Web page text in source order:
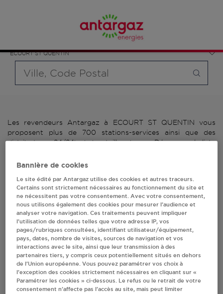
ECOURT ST QUENTIN
bouteille souhaité et le type de point de vente (revendeur /
distributeur automatique de bouteilles de gaz ou station GPL
carburant)
Les revendeurs Antargaz à ECOURT ST QUENTIN vous
proposent plus de 700 stations-services ainsi que des
distributeurs 24/24h de bouteilles de gaz. Découvrez la liste
le numéro de téléphone de votre stations GPL ou
2 revendeur(s) Antargaz
à ECOURT ST QUENTIN
Villes
CARREFOUR CONTACT MEDITIL MG ECOURT
ST QUENTIN
Bannière de cookies
Le site édité par Antargaz utilise des cookies et autres traceurs.
Certains sont strictement nécessaires au fonctionnement du site et
ne nécessitent pas votre consentement. Avec votre consentement,
nous utilisons également des cookies pour mesurer l’audience et
analyser votre navigation. Ces traitements peuvent impliquer
l’utilisation de données telles que votre adresse IP, vos
pages/rubriques consultées, identifiant utilisateur/équipement,
pays, dates, nombre de visites, sources de navigation et vos
interactions avec le site, ainsi que leur transmission à des
partenaires tiers, y compris ceux potentiellement situés en dehors
de l’Union européenne. Vous pouvez paramétrer vos choix à
l’exception des cookies strictement nécessaires en cliquant sur «
Paramétrer les cookies » ci-dessous. Le refus ou le retrait de votre
consentement n’affecte pas l’accès au site, mais peut limiter